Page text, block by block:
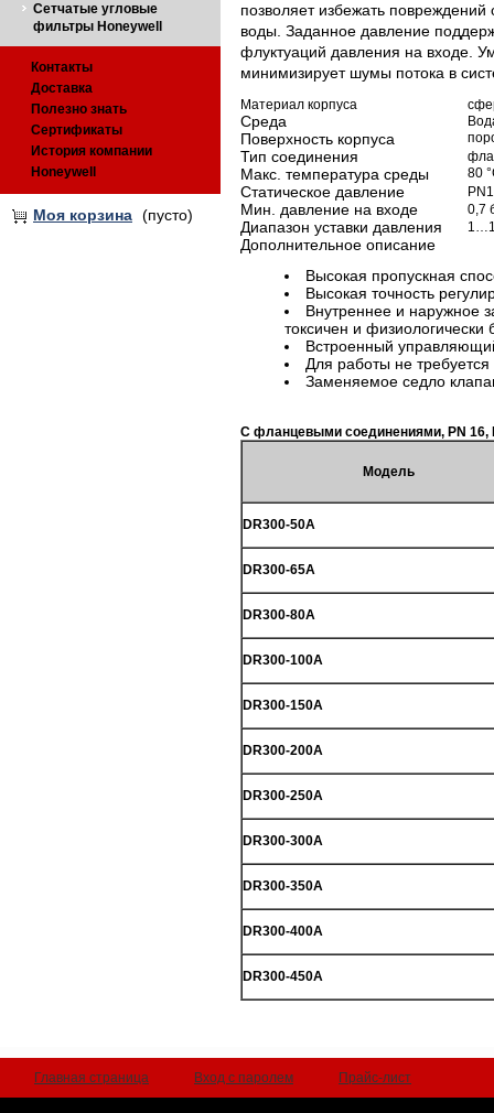
Сетчатые угловые
фильтры Honeywell
Контакты
Доставка
Полезно знать
Сертификаты
История компании
Honeywell
Моя корзина (пусто)
позволяет избежать
воды. Заданное давление
флуктуаций давления на входе.
минимизирует шумы потока в
Материал корпуса
Среда
Поверхность корпуса
Тип соединения
Макс. температура среды 80
Статическое давление
Мин. давление на входе 0,7
Диапазон уставки давления
Дополнительное описание
Высокая пропускная
Высокая точность
Внутреннее и наружное
токсичен и физиологически
Встроенный
Для работы не
Заменяемое седло
С фланцевыми соединениями, PN 16,
Модель
DR300-50A
DR300-65A
DR300-80A
DR300-100A
DR300-150A
DR300-200A
DR300-250A
DR300-300A
DR300-350A
DR300-400A
DR300-450A
Главная страница Вход с паролем Прайс-лист